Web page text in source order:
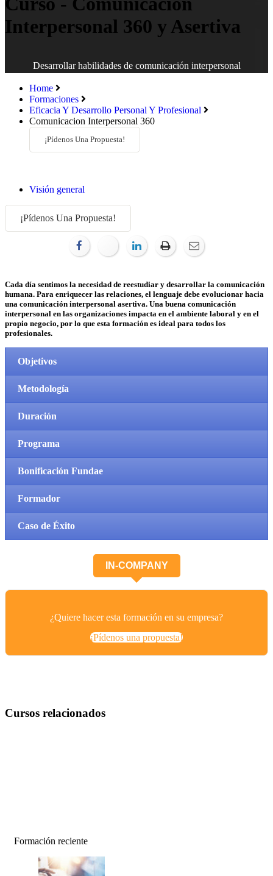
Interpersonal 360 y Asertiva
Desarrollar habilidades de comunicación interpersonal
Home
Formaciones
Eficacia Y Desarrollo Personal Y Profesional
Comunicacion Interpersonal 360
¡Pídenos Una Propuesta!
Visión general
¡Pídenos Una Propuesta!
Cada día sentimos la necesidad de reestudiar y desarrollar la comunicación
humana. Para enriquecer las relaciones, el lenguaje debe evolucionar hacia
una comunicación interpersonal asertiva. Una buena comunicación
interpersonal en las organizaciones impacta en el ambiente laboral y en el
propio negocio, por lo que esta formación es ideal para todos los
profesionales.
Objetivos
Metodología
Duración
Programa
Bonificación Fundae
Formador
Caso de Éxito
IN-COMPANY
¿Quiere hacer esta formación en su empresa?
¡Pídenos una propuesta!
Cursos relacionados
Formación reciente